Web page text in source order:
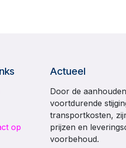
op
Actueel
Door de
voortdurende
transportkosten,
prijzen en
voorbehoud.